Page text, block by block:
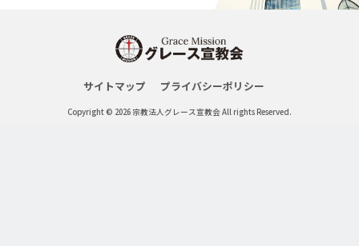
サイトマップ プライバシーポリシー
Copyright © 2026 宗教法人グレース宣教会 All rights Reserved.